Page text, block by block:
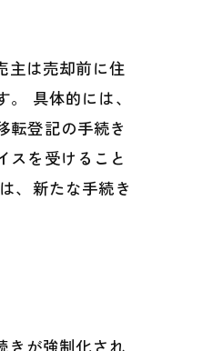
主は売却前に住
具体的には、
転登記の手続き
スを受けること
、新たな手続き
きが強制化され